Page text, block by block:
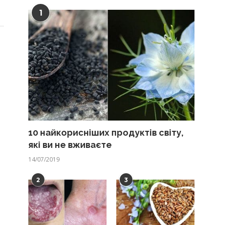
1
10 найкорисніших продуктів світу,
які ви не вживаєте
14/07/2019
2 3